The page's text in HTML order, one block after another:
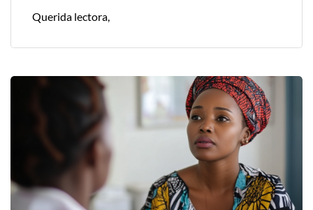
Querida lectora,